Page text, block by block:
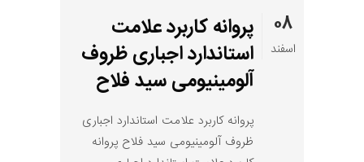
۰۸
اسفند
پروانه کاربرد علامت
استاندارد اجباری ظروف
آلومینیومی سید فلاح
پروانه کاربرد علامت استاندارد اجباری
ظروف آلومینیومی سید فلاح پروانه